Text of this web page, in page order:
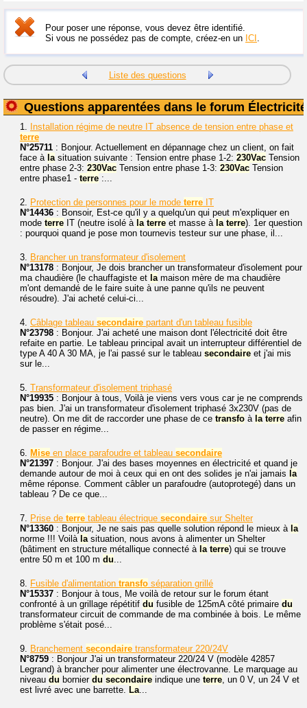
Pour poser une réponse, vous devez être identifié.
Si vous ne possédez pas de compte, créez-en un ICI .
Liste des questions
Questions apparentées dans le forum Électricité
1. Installation régime de neutre IT absence de tension entre phase et
terre
N°25711 : Bonjour. Actuellement en dépannage chez un client, on fait
face à lasituation suivante : Tension entre phase 1-2: 230Vac Tension
entre phase 2-3: 230Vac Tension entre phase 1-3: 230Vac Tension
entre phase1 - terre :...
2. Protection de personnes pour le mode terre IT
N°14436 : Bonsoir, Est-ce qu'il y a quelqu'un qui peut m'expliquer en
mode terre IT (neutre isolé à la terre et masse à la terre). 1er question
: pourquoi quand je pose mon tournevis testeur sur une phase, il...
3. Brancher un transformateur d'isolement
N°13178 : Bonjour, Je dois brancher un transformateur d'isolement pour
ma chaudière (le chauffagiste et lamaison mère de ma chaudière
m'ont demandé de le faire suite à une panne qu'ils ne peuvent
résoudre). J'ai acheté celui-ci...
4. Câblage tableau secondaire partant d'un tableau fusible
N°23798 : Bonjour. J'ai acheté une maison dont l'électricité doit être
refaite en partie. Le tableau principal avait un interrupteur différentiel de
type A 40 A 30 MA, je l'ai passé sur le tableau secondaire et j'ai mis
sur le...
5. Transformateur d'isolement triphasé
N°19935 : Bonjour à tous, Voilà je viens vers vous car je ne comprends
pas bien. J'ai un transformateur d'isolement triphasé 3x230V (pas de
neutre). On me dit de raccorder une phase de ce transfo à la terre afin
de passer en régime...
6. Mise en place parafoudre et tableau secondaire
N°21397 : Bonjour. J'ai des bases moyennes en électricité et quand je
demande autour de moi à ceux qui en ont des solides je n'ai jamais la
même réponse. Comment câbler un parafoudre (autoprotegé) dans un
tableau ? De ce que...
7. Prise de terre tableau électrique secondaire sur Shelter
N°13360 : Bonjour, Je ne sais pas quelle solution répond le mieux à la
norme !!! Voilà lasituation, nous avons à alimenter un Shelter
(bâtiment en structure métallique connecté à la terre) qui se trouve
entre 50 m et 100 m du...
8. Fusible d'alimentation transfo séparation grillé
N°15337 : Bonjour à tous, Me voilà de retour sur le forum étant
confronté à un grillage répétitif du fusible de 125mA côté primaire du
transformateur circuit de commande de ma combinée à bois. Le même
problème s'était posé...
9. Branchement secondaire transformateur 220/24V
N°8759 : Bonjour J'ai un transformateur 220/24 V (modèle 42857
Legrand) à brancher pour alimenter une électrovanne. Le marquage au
niveau du bornier du secondaire indique une terre, un 0 V, un 24 V et
est livré avec une barrette. La...